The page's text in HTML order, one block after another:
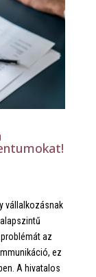
vállalkozásnak
az
ez
A hivatalos